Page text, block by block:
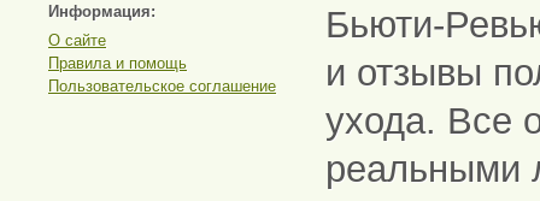
Информация:
О сайте
Правила и помощь
Пользовательское соглашение
Бьюти-
и отзывы
ухода. Все
реальными